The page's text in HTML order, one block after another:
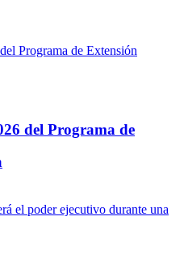
del Programa de